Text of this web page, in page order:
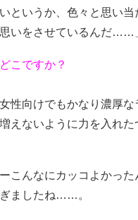
というか、色々と思い
いをさせているんだ
こですか？
性向けでもかなり濃厚な
えないように力を入れた
んなにカッコよかった
ましたね……。